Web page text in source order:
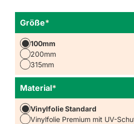
*
Größe
100mm
200mm
315mm
*
Material
Vinylfolie Standard
Vinylfolie Premium mit UV-